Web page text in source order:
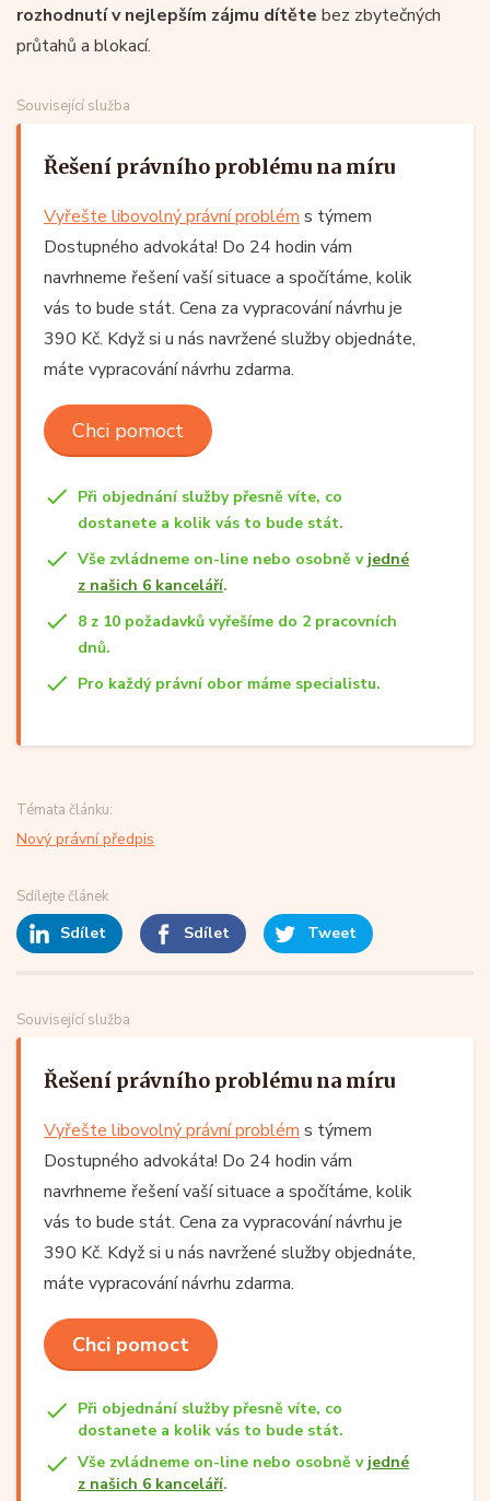
rozhodnutí v nejlepším zájmu dítěte bez zbytečných
průtahů a blokací.
Související služba
Řešení právního problému na míru
Vyřešte libovolný právní problém s týmem
Dostupného advokáta! Do 24 hodin vám
navrhneme řešení vaší situace a spočítáme, kolik
vás to bude stát. Cena za vypracování návrhu je
390 Kč. Když si u nás navržené služby objednáte,
máte vypracování návrhu zdarma.
Chci pomoct
Při objednání služby přesně víte, co
dostanete a kolik vás to bude stát.
Vše zvládneme on-line nebo osobně v jedné
z našich 6 kanceláří.
8 z 10 požadavků vyřešíme do 2 pracovních
dnů.
Pro každý právní obor máme specialistu.
Témata článku:
Nový právní předpis
Sdílejte článek
Sdílet Sdílet Tweet
Související služba
Řešení právního problému na míru
Vyřešte libovolný právní problém s týmem
Dostupného advokáta! Do 24 hodin vám
navrhneme řešení vaší situace a spočítáme, kolik
vás to bude stát. Cena za vypracování návrhu je
390 Kč. Když si u nás navržené služby objednáte,
máte vypracování návrhu zdarma.
Chci pomoct
Při objednání služby přesně víte, co
dostanete a kolik vás to bude stát.
Vše zvládneme on-line nebo osobně v jedné
z našich 6 kanceláří.